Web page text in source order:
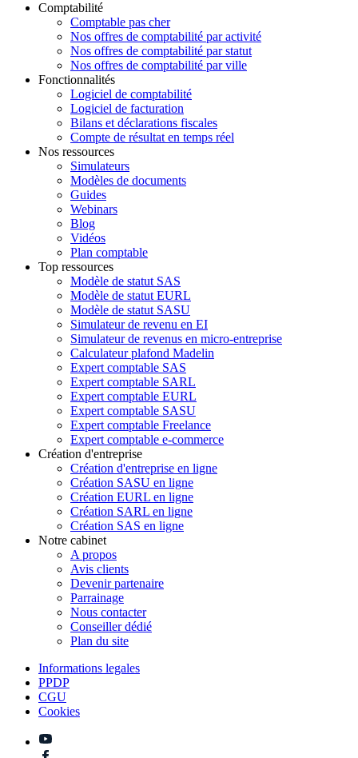
Comptabilité
Comptable pas cher
Nos offres de comptabilité par activité
Nos offres de comptabilité par statut
Nos offres de comptabilité par ville
Fonctionnalités
Logiciel de comptabilité
Logiciel de facturation
Bilans et déclarations fiscales
Compte de résultat en temps réel
Nos ressources
Simulateurs
Modèles de documents
Guides
Webinars
Blog
Vidéos
Plan comptable
Top ressources
Modèle de statut SAS
Modèle de statut EURL
Modèle de statut SASU
Simulateur de revenu en EI
Simulateur de revenus en micro-entreprise
Calculateur plafond Madelin
Expert comptable SAS
Expert comptable SARL
Expert comptable EURL
Expert comptable SASU
Expert comptable Freelance
Expert comptable e-commerce
Création d'entreprise
Création d'entreprise en ligne
Création SASU en ligne
Création EURL en ligne
Création SARL en ligne
Création SAS en ligne
Notre cabinet
A propos
Avis clients
Devenir partenaire
Parrainage
Nous contacter
Conseiller dédié
Plan du site
Informations legales
PPDP
CGU
Cookies